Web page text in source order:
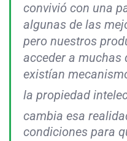
convivió con una
algunas de las
pero nuestros
acceder a muchas
existían
la propiedad
cambia esa
condiciones para